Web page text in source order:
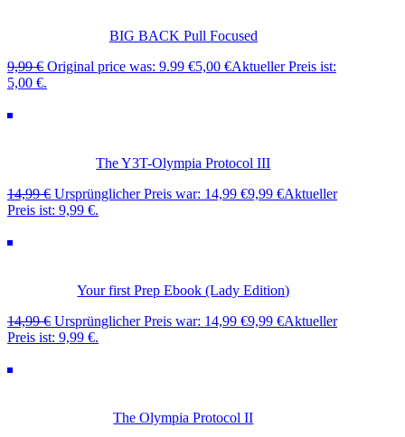
BIG BACK Pull Focused
9,99€ Original price was: 9.99 €5,00 €Aktueller Preis ist:
5,00 €.
The Y3T-Olympia Protocol III
14,99€ Ursprünglicher Preis war: 14,99 €9,99 €Aktueller
Preis ist: 9,99 €.
Your first Prep Ebook (Lady Edition)
14,99€ Ursprünglicher Preis war: 14,99 €9,99 €Aktueller
Preis ist: 9,99 €.
The Olympia Protocol II